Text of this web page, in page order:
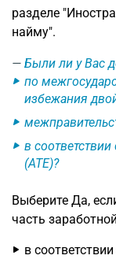
разделе
найму".
Были ли у Вас
по
избежания
в
(ATE)?
Выберите Да,
часть
в